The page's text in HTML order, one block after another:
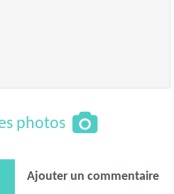
photos
Ajouter un commentaire